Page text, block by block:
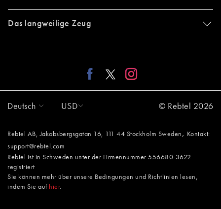
Das langweilige Zeug
Deutsch USD © Rebtel 2026
Rebtel AB, Jakobsbergsgatan 16, 111 44 Stockholm Sweden ,
Kontakt:
support@rebtel.com
Rebtel ist in Schweden unter der Firmennummer 556680-3622
registriert
Sie können mehr über unsere Bedingungen und Richtlinien lesen,
indem Sie auf hier.